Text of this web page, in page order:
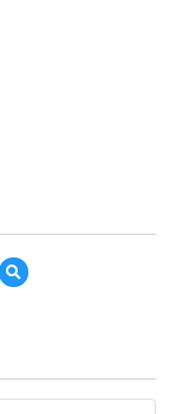
預
覽
習
5-